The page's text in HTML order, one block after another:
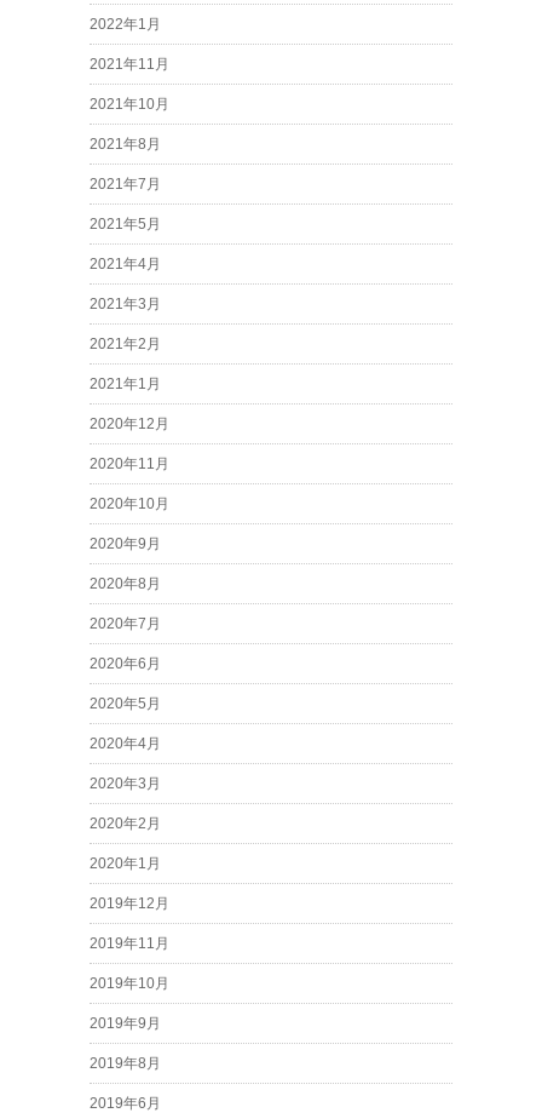
2022年1月
2021年11月
2021年10月
2021年8月
2021年7月
2021年5月
2021年4月
2021年3月
2021年2月
2021年1月
2020年12月
2020年11月
2020年10月
2020年9月
2020年8月
2020年7月
2020年6月
2020年5月
2020年4月
2020年3月
2020年2月
2020年1月
2019年12月
2019年11月
2019年10月
2019年9月
2019年8月
2019年6月